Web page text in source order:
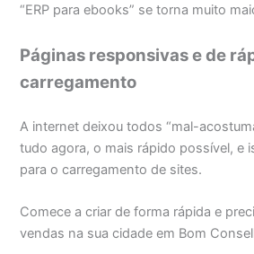
“ERP para ebooks” se torna muito
Páginas responsivas e de
carregamento
A internet deixou todos “mal-
tudo agora, o mais rápido possível, e
para o carregamento de sites.
Comece a criar de forma rápida e
vendas na sua cidade em Bom